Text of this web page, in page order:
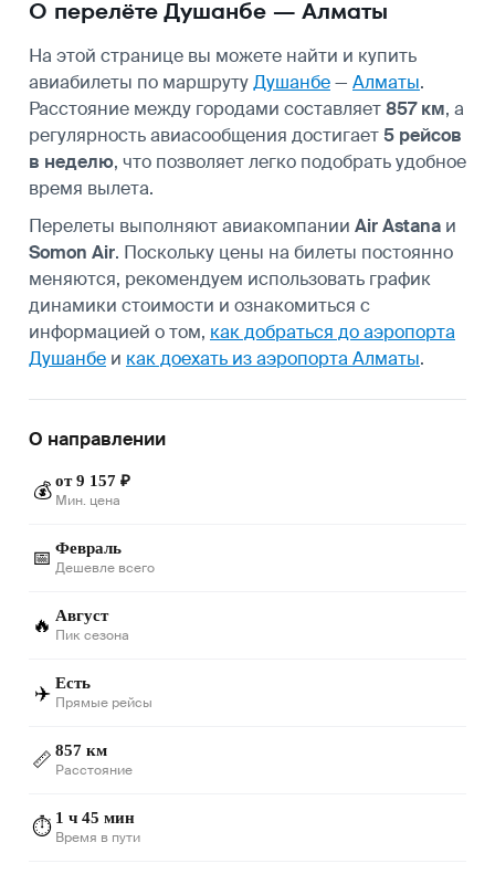
О перелёте Душанбе — Алматы
На этой странице вы можете найти и купить
авиабилеты по маршрутуДушанбе— Алматы.
Расстояние между городами составляет857 км, а
регулярность авиасообщения достигает5 рейсов
в неделю, что позволяет легко подобрать удобное
время вылета.
Перелеты выполняют авиакомпании Air Astana и
Somon Air. Поскольку цены на билеты постоянно
меняются, рекомендуем использовать график
динамики стоимости и ознакомиться с
информацией о том, как добраться до аэропорта
Душанбе и как доехать из аэропорта Алматы.
О направлении
💰 от 9 157 ₽
Мин. цена
📅 Февраль
Дешевле всего
🔥 Август
Пик сезона
✈️ Есть
Прямые рейсы
📏 857 км
Расстояние
⏱️ 1 ч 45 мин
Время в пути